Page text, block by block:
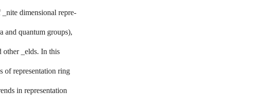
dimensional repre-
and quantum groups),
other _elds. In this
of representation ring
in representation